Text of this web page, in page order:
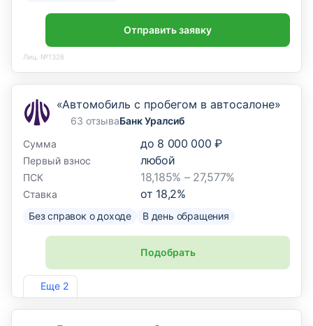
Отправить заявку
Лиц. №1326
Еще 2
«Автомобиль с пробегом в автосалоне»
63 отзываБанк Уралсиб
Сумма
до 8 000 000 ₽
Первый взнос любой
ПСК 18,185% – 27,577%
Ставка от 18,2%
Без справок о доходе В день обращения
Подобрать
Лиц. №2275